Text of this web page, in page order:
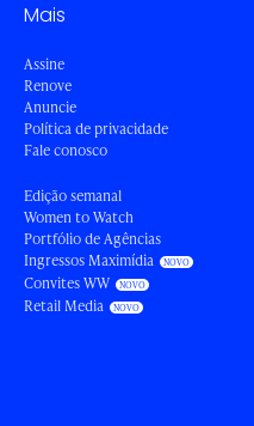
Mais
Assine
Renove
Anuncie
Política de privacidade
Fale conosco
Edição semanal
Women to Watch
Portfólio de Agências
Ingressos Maximídia
Convites WW
Retail Media